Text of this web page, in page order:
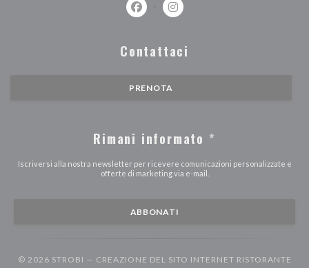
Facebook ((apre una nuova finestra))
Instagram ((apre una nuova
Contattaci
PRENOTA
Rimani informato *
Iscriversi alla nostra newsletter per ricevere comunicazioni personalizzate e
offerte di marketing via e-mail.
ABBONATI
© 2026 STROBI — CREAZIONE DEL SITO INTERNET RISTORANTE